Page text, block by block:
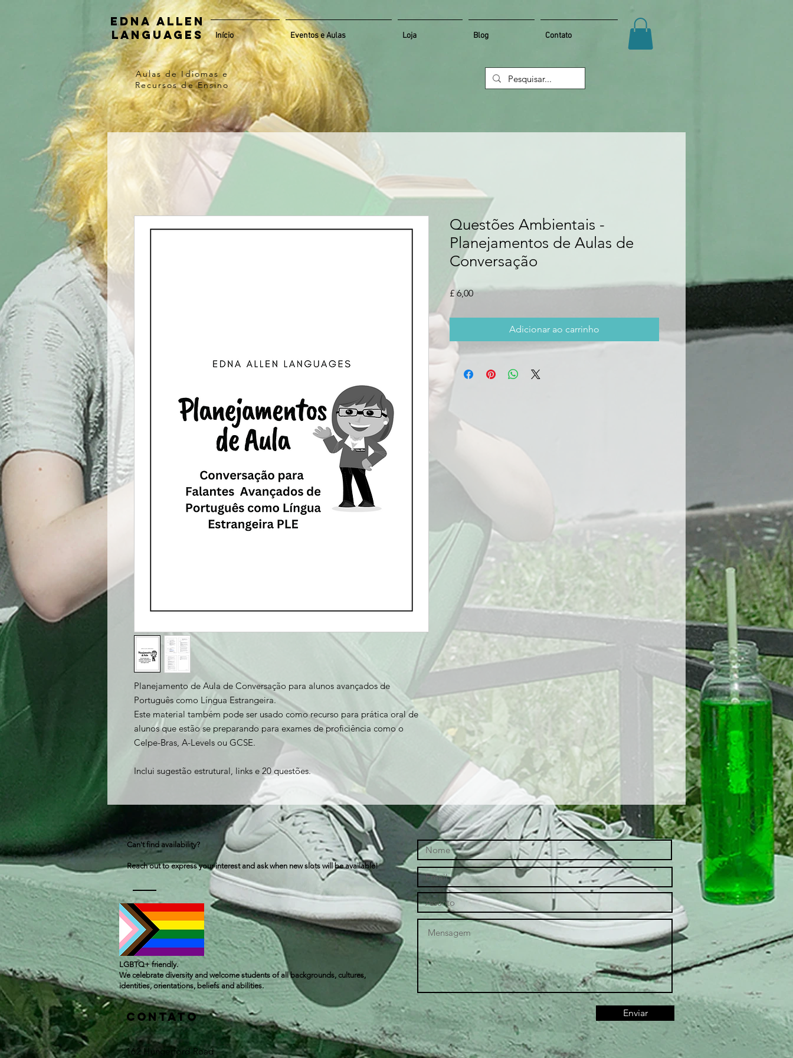
Edna Allen
Languages
Início Eventos e Aulas Loja Blog Contato
Aulas de Idiomas e
Recursos de Ensino
Planejamento de Aula de Conversação para alunos avançados de
Português como Língua Estrangeira.
Este material também pode ser usado como recurso para prática oral de
alunos que estão se preparando para exames de proficiência como o
Celpe-Bras, A-Levels ou GCSE.
Inclui sugestão estrutural, links e 20 questões.
Questões Ambientais -
Planejamentos de Aulas de
Conversação
£ 6,00Preço
Adicionar ao carrinho
Can't find availability?
Reach out to express your interest and ask when new slots will be available!
LGBTQ+ friendly.
We celebrate diversity and welcome students of all backgrounds, cultures,
identities, orientations, beliefs and abilities.
Contato Enviar
162 Hungerford Road